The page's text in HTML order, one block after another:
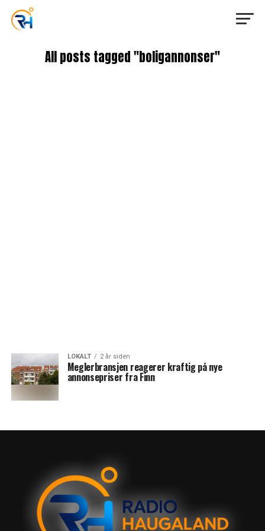
All posts tagged "boligannonser"
LOKALT 2 år siden
Meglerbransjen reagerer kraftig på nye
annonsepriser fra Finn